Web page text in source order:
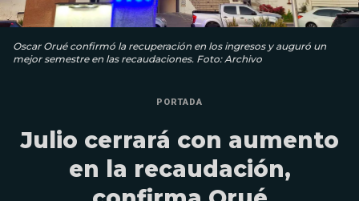
Oscar Orué confirmó la recuperación en los ingresos y auguró un
mejor semestre en las recaudaciones. Foto: Archivo
PORTADA
Julio cerrará con aumento
en la recaudación,